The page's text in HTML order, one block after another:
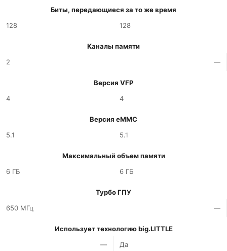
Биты, передающиеся за то же время
128
128
Каналы памяти
2
—
Версия VFP
4
4
Версия eMMC
5.1
5.1
Максимальный объем памяти
6 ГБ
6 ГБ
Турбо ГПУ
650 МГц
—
Использует технологию big.LITTLE
—
Да